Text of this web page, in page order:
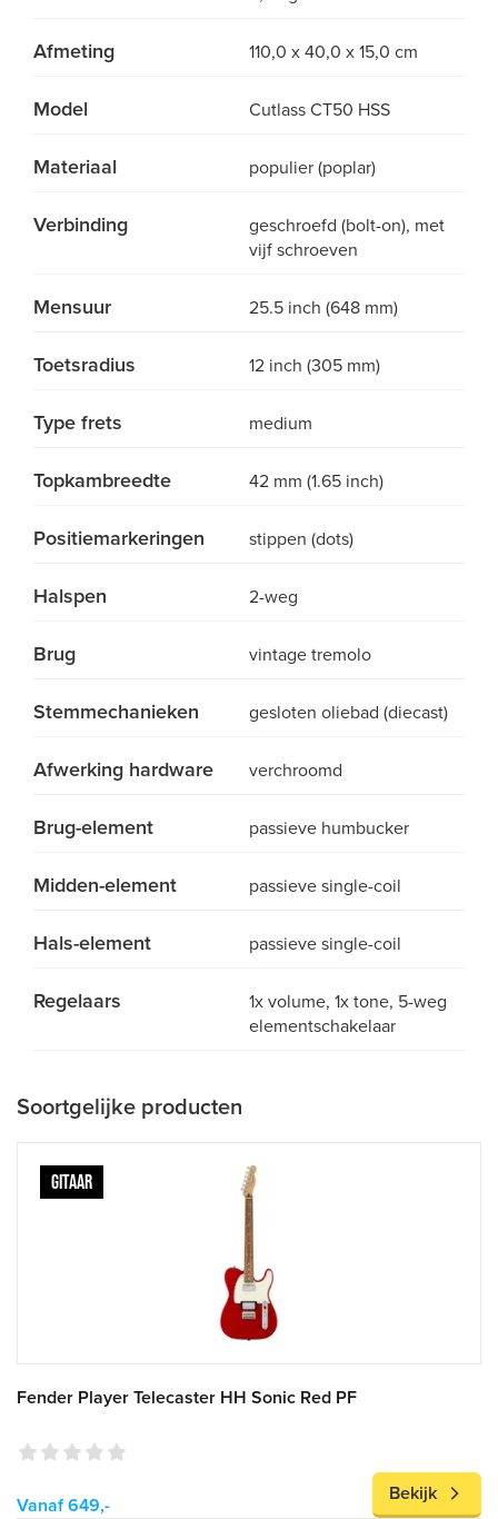
Afmeting 110,0 x 40,0 x 15,0 cm
Model Cutlass CT50 HSS
Materiaal populier (poplar)
Verbinding
geschroefd (bolt-on), met
vijf schroeven
Mensuur 25.5 inch (648 mm)
Toetsradius 12 inch (305 mm)
Type frets medium
Topkambreedte 42 mm (1.65 inch)
Positiemarkeringen stippen (dots)
Halspen 2-weg
Brug vintage tremolo
Stemmechanieken gesloten oliebad (diecast)
Afwerking hardware verchroomd
Brug-element passieve humbucker
Midden-element passieve single-coil
Hals-element passieve single-coil
Regelaars
1x volume, 1x tone, 5-weg
elementschakelaar
Soortgelijke producten
GITAAR
Fender Player Telecaster HH Sonic Red PF
Vanaf 649,-
Bekijk